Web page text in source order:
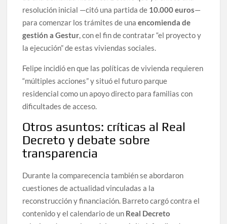
resolución inicial —citó una partida de 10.000 euros—
para comenzar los trámites de unaencomienda de
gestión a Gestur, con el fin de contratar “el proyecto y
la ejecución” de estas viviendas sociales.
Felipe incidió en que las políticas de vivienda requieren
“múltiples acciones” y situó el futuro parque
residencial como un apoyo directo para familias con
dificultades de acceso.
Otros asuntos: críticas al Real
Decreto y debate sobre
transparencia
Durante la comparecencia también se abordaron
cuestiones de actualidad vinculadas a la
reconstrucción y financiación. Barreto cargó contra el
contenido y el calendario de un Real Decreto